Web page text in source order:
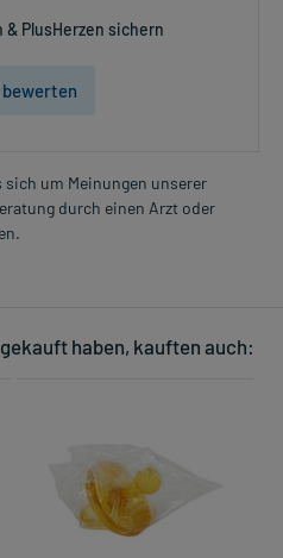
PlusHerzen sichern
um Meinungen unserer
durch einen Arzt oder
haben, kauften auch: